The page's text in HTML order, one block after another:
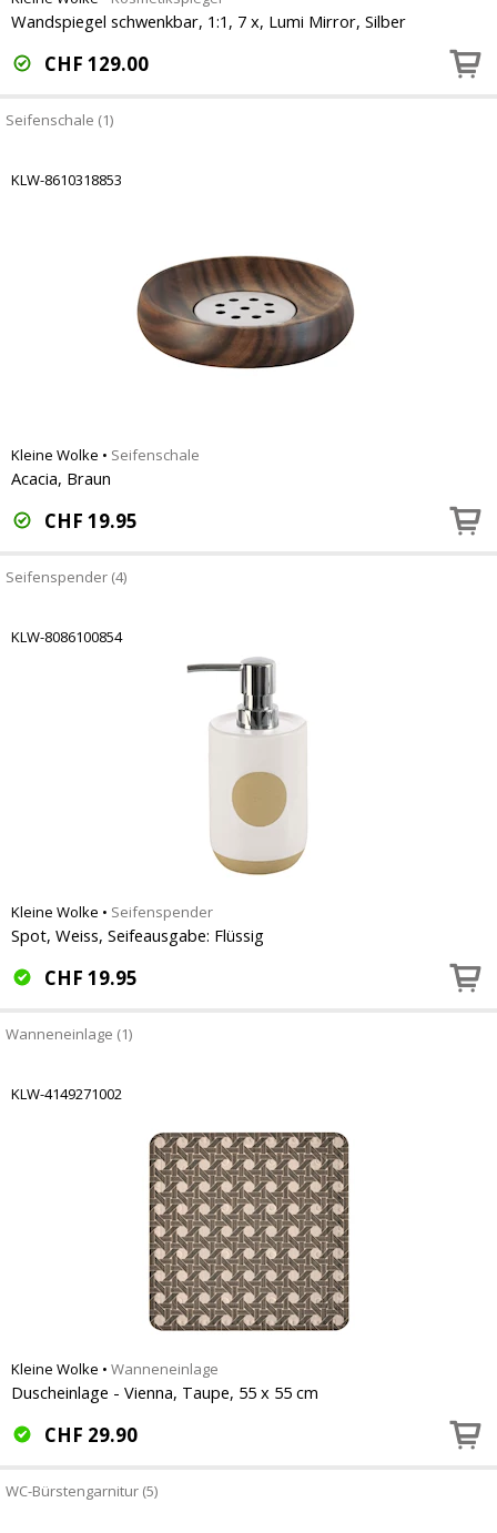
Wandspiegel schwenkbar, 1:1, 7 x, Lumi Mirror, Silber
CHF 129.00
Seifenschale (1)
KLW-8610318853
Kleine Wolke • Seifenschale
Acacia, Braun
CHF 19.95
Seifenspender (4)
KLW-8086100854
Kleine Wolke • Seifenspender
Spot, Weiss, Seifeausgabe: Flüssig
CHF 19.95
Wanneneinlage (1)
KLW-4149271002
Kleine Wolke • Wanneneinlage
Duscheinlage - Vienna, Taupe, 55 x 55 cm
CHF 29.90
WC-Bürstengarnitur (5)